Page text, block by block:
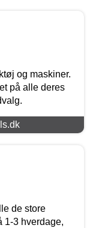
og maskiner.
på alle deres
de store
3 hverdage,